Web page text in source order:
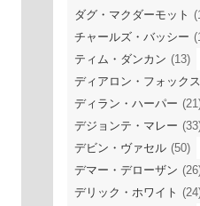
ダグ・マクダーモット
チャールズ・バッシー
ティム・ダンカン (13)
ディアロン・フォックス
ディラン・ハーパー
デジョンテ・マレー
デビン・ヴァセル (50)
デマー・デローザン
デリック・ホワイト